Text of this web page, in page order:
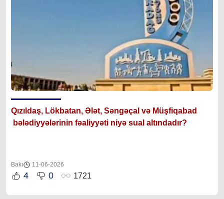
Qızıldaş, Lökbatan, Ələt, Səngəçal və Müşfiqabad
bələdiyyələrinin fəaliyyəti niyə sual altındadır?
Bakı 11-06-2026
4 0 1721